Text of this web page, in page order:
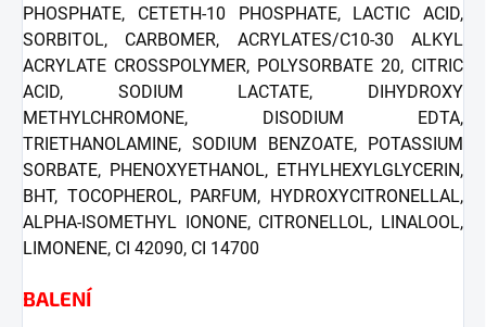
PHOSPHATE, CETETH-10 PHOSPHATE, LACTIC ACID,
SORBITOL, CARBOMER, ACRYLATES/C10-30 ALKYL
ACRYLATE CROSSPOLYMER, POLYSORBATE 20, CITRIC
ACID, SODIUM LACTATE, DIHYDROXY
METHYLCHROMONE, DISODIUM EDTA,
TRIETHANOLAMINE, SODIUM BENZOATE, POTASSIUM
SORBATE, PHENOXYETHANOL, ETHYLHEXYLGLYCERIN,
BHT, TOCOPHEROL, PARFUM, HYDROXYCITRONELLAL,
ALPHA-ISOMETHYL IONONE, CITRONELLOL, LINALOOL,
LIMONENE, CI 42090, CI 14700
BALENÍ